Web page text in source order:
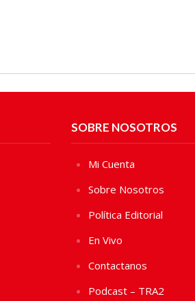
SOBRE NOSOTROS
Mi Cuenta
Sobre Nosotros
Política Editorial
En Vivo
Contactanos
Podcast – TRA2